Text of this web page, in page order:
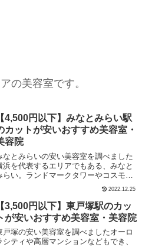
の美容室です。
【4,500円以下】みなとみらい駅
カットが安いおすすめ美容室・
容院
なとみらいの安い美容室を調べました
浜を代表するエリアでもある、みなと
らい。ランドマークタワーやコスモワ
ールド、ワールドポーターズなどの有名
スポットが密集しており、豪華で有名な
結婚式場アニヴェルセルもすぐ目の前に
ります。このエリアはそ...
2022.12.25
【3,500円以下】東戸塚駅のカッ
トが安いおすすめ美容室・美容院
戸塚の安い美容室を調べましたオーロ
シティや高層マンションなどもでき、